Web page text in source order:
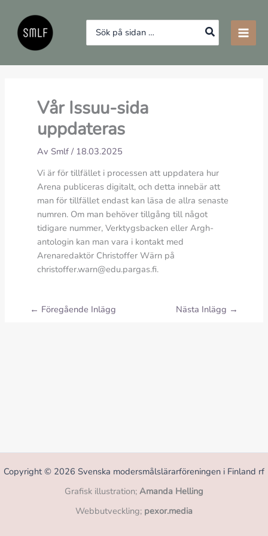
innehåll
Search
for:
Vår Issuu-sida
uppdateras
AvSmlf/ 18.03.2025
Vi är för tillfället i processen att uppdatera hur
Arena publiceras digitalt, och detta innebär att
man för tillfället endast kan läsa de allra senaste
numren. Om man behöver tillgång till något
tidigare nummer, Verktygsbacken eller Argh-
antologin kan man vara i kontakt med
Arenaredaktör Christoffer Wärn på
christoffer.warn@edu.pargas.fi.
← Föregående Inlägg Nästa Inlägg →
Copyright © 2026 Svenska modersmålslärarföreningen i Finland rf
Grafisk illustration; Amanda Helling
Webbutveckling; pexor.media